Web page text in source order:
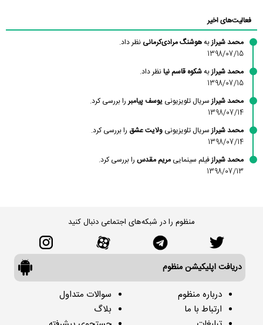
فعالیت‌های اخیر
محمد شیرازبههوشنگ مرادی‌کرمانی نظر داد.
1398/07/15
محمد شیرازبهشکوه قاسم نیانظر داد.
1398/07/15
محمد شیراز سریال تلویزیونی یوسف پیامبر را بررسی کرد.
1398/07/14
محمد شیراز سریال تلویزیونی ولایت عشق را بررسی کرد.
1398/07/14
محمد شیرازفیلم سینمایی مریم مقدس را بررسی کرد.
1398/07/13
منظوم را در شبکه‌های اجتماعی دنبال کنید
دریافت اپلیکیشن منظوم
درباره منظوم
ارتباط با ما
سوالات متداول
بلاگ